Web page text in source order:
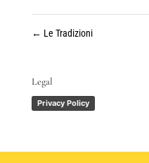
← Le Tradizioni
Legal
Privacy Policy